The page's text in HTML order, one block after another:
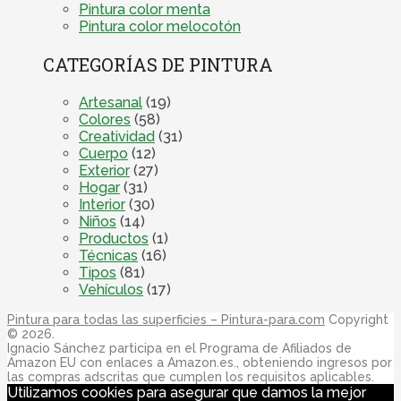
Pintura color menta
Pintura color melocotón
CATEGORÍAS DE PINTURA
Artesanal (19)
Colores (58)
Creatividad (31)
Cuerpo (12)
Exterior(27)
Hogar(31)
Interior(30)
Niños (14)
Productos (1)
Técnicas (16)
Tipos (81)
Vehículos (17)
Pintura para todas las superficies – Pintura-para.com Copyright
© 2026.
Ignacio Sánchez participa en el Programa de Afiliados de
Amazon EU con enlaces a Amazon.es., obteniendo ingresos por
las compras adscritas que cumplen los requisitos aplicables.
Utilizamos cookies para asegurar que damos la mejor